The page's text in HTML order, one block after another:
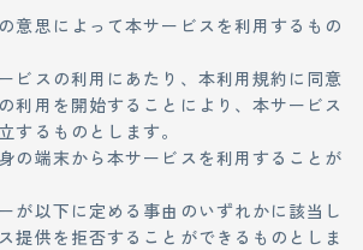
意思によって本サービスを利用するもの
ビスの利用にあたり、本利用規約に同意
利用を開始することにより、本サービス
するものとします。
の端末から本サービスを利用することが
が以下に定める事由のいずれかに該当し
提供を拒否することができるものとしま